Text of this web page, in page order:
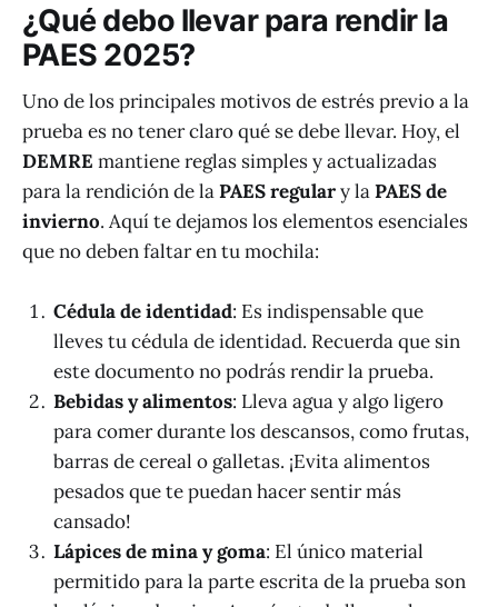
¿Qué debo llevar para rendir la
PAES 2025?
Uno de los principales motivos de estrés previo a la
prueba es no tener claro qué se debe llevar. Hoy, el
DEMRE mantiene reglas simples y actualizadas
para la rendición de laPAES regulary laPAES de
invierno. Aquí te dejamos los elementos esenciales
que no deben faltar en tu mochila:
Cédula de identidad: Es indispensable que
lleves tu cédula de identidad. Recuerda que sin
este documento no podrás rendir la prueba.
Bebidas y alimentos: Lleva agua y algo ligero
para comer durante los descansos, como frutas,
barras de cereal o galletas. ¡Evita alimentos
pesados que te puedan hacer sentir más
cansado!
Lápices de mina y goma: El único material
permitido para la parte escrita de la prueba son